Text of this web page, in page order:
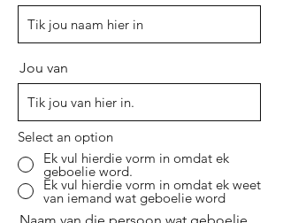
Jou van
Select an option
Ek vul hierdie vorm in omdat ek
geboelie word.
Ek vul hierdie vorm in omdat ek weet
van iemand wat geboelie word